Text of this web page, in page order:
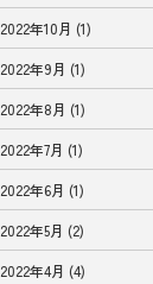
2022年10月 (1)
2022年9月 (1)
2022年8月 (1)
2022年7月 (1)
2022年6月 (1)
2022年5月 (2)
2022年4月 (4)